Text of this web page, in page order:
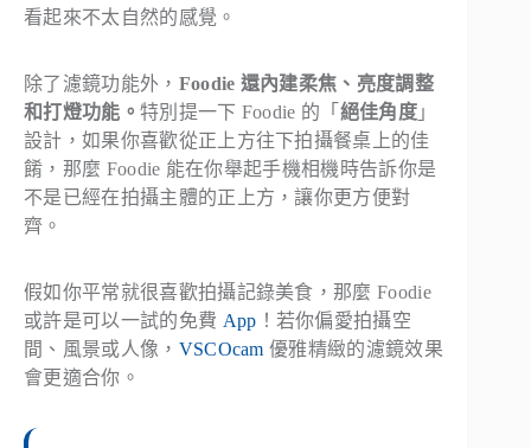
看起來不太自然的感覺。
除了濾鏡功能外， Foodie 還內建柔焦、亮度調整
和打燈功能。 特別提一下 Foodie 的「 絕佳角度 」
設計，如果你喜歡從正上方往下拍攝餐桌上的佳
餚，那麼 Foodie 能在你舉起手機相機時告訴你是
不是已經在拍攝主體的正上方，讓你更方便對
齊。
假如你平常就很喜歡拍攝記錄美食，那麼 Foodie
或許是可以一試的免費 App ！若你偏愛拍攝空
間、風景或人像， VSCOcam 優雅精緻的濾鏡效果
會更適合你。